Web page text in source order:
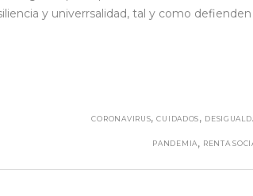
y univerrsalidad, tal y como
CORONAVIRUS,CUIDADOS,
PANDEMIA, RENTA